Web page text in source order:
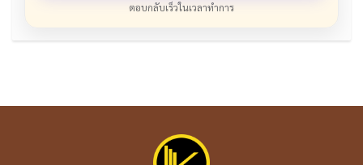
ตอบกลับเร็วในเวลาทำการ